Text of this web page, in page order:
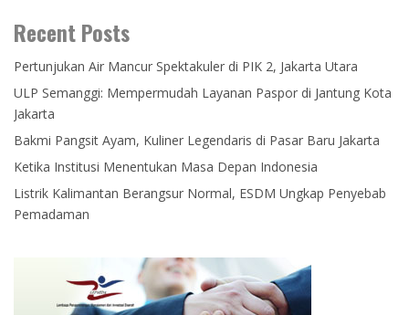
Recent Posts
Pertunjukan Air Mancur Spektakuler di PIK 2, Jakarta Utara
ULP Semanggi: Mempermudah Layanan Paspor di Jantung Kota
Jakarta
Bakmi Pangsit Ayam, Kuliner Legendaris di Pasar Baru Jakarta
Ketika Institusi Menentukan Masa Depan Indonesia
Listrik Kalimantan Berangsur Normal, ESDM Ungkap Penyebab
Pemadaman